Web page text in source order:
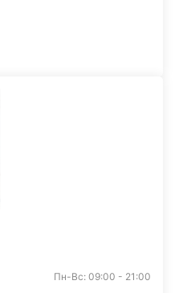
Пн-Вс: 09:00 - 21:00